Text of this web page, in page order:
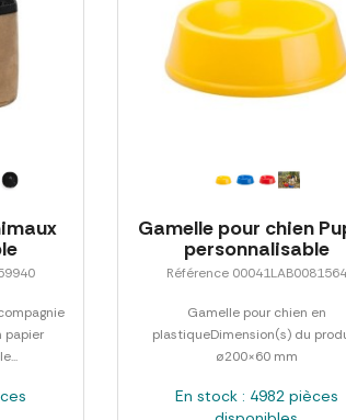
papier
Gamelle pour chien
personnalisable
Référence 00041LAB0081564
Gamelle pour chien en
plastiqueDimension(s) du
ø200×60 mm
En stock : 4982 pièces